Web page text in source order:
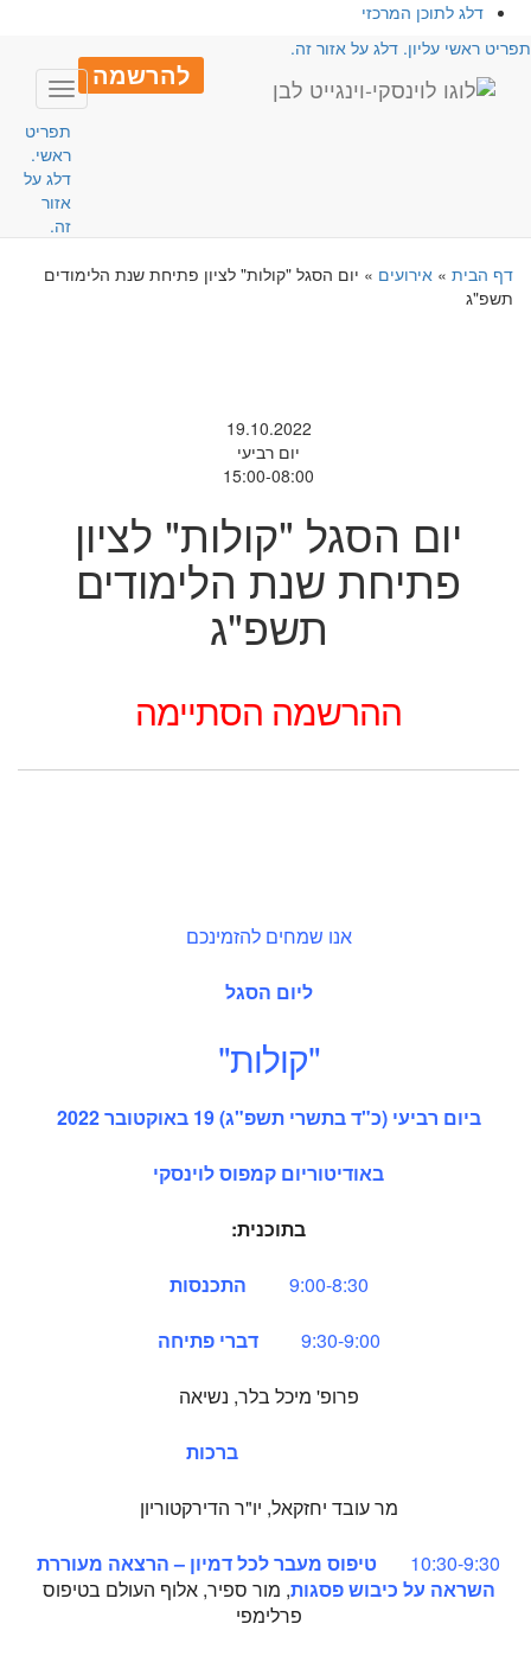
דלג לתוכן המרכזי
ראשי עליון. דלג על אזור זה.
להרשמה
Toggle
תפריט
ראשי.
דלג על
אזור
זה.
דף הבית» אירועים» יום הסגל "קולות" לציון פתיחת שנת הלימודים
תשפ"ג
19.10.2022
יום רביעי
15:00-08:00
יום הסגל "קולות" לציון
פתיחת שנת הלימודים
תשפ"ג
ההרשמה הסתיימה
אנו שמחים להזמינכם
ליום הסגל
"קולות"
ביום רביעי (כ"ד בתשרי תשפ"ג) 19 באוקטובר 2022
באודיטוריום קמפוס לוינסקי
בתוכנית:
9:00-8:30 התכנסות
9:30-9:00 דברי פתיחה
פרופ' מיכל בלר, נשיאה
ברכות
מר עובד יחזקאל, יו"ר הדירקטוריון
10:30-9:30
טיפוס מעבר לכל דמיון – הרצאה מעוררת
השראה על כיבוש פסגות, מור ספיר, אלוף העולם בטיפוס
פרלימפי